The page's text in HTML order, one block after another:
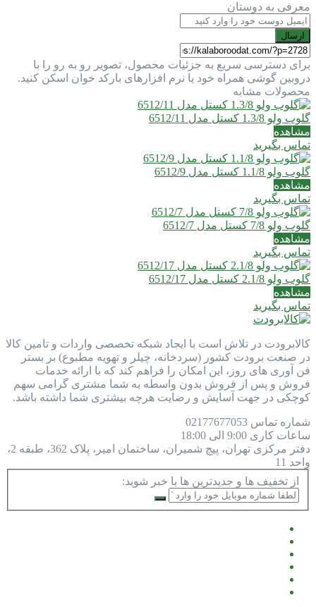
معرفی به دوستان
ارسال
برای دسترسی سریع به جزئیات محصول، تصویر رو به رو را با
دروبین گوشی همراه خود یا نرم افزارهای بارکد خوان اسکن کنید.
محصولات مشابه
گلوب ولو 1.3/8 کستل مدل 6512/11
مشاهده
تماس بگیرید
گلوب ولو 1.1/8 کستل مدل 6512/9
مشاهده
تماس بگیرید
گلوب ولو 7/8 کستل مدل 6512/7
مشاهده
تماس بگیرید
گلوب ولو 2.1/8 کستل مدل 6512/17
مشاهده
تماس بگیرید
کالابرودت در تلاش است با ایجاد شبکه تخصصی واردات و تامین کالا
در صنعت برودت کشور (سردخانه، چیلر و تهویه مطبوع) بر بستر
فن آوری های روز، این امکان را فراهم کند که با ارائه خدمات
فروش و پس از فروش بدون واسطه به شما مشتری گرامی سهم
کوچکی در جهت آسایش و رضایت هرچه بیشتری شما داشته باشد.
شماره تماس 021 77677053
ساعات کاری 9:00 الی 18:00
دفتر مرکزی
تهران، پیچ شمیران، ساختمان امیر، پلاک 362، طبقه 2،
واحد 11
از تخفیف ها و جدیدترین ها با خبر شوید: